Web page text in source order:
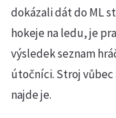
dokázali dát do ML
hokeje na ledu, je
výsledek seznam
útočníci. Stroj
najde je.